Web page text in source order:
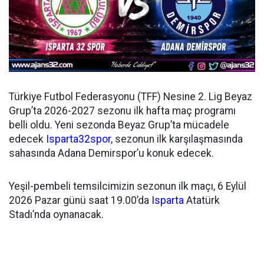
Türkiye Futbol Federasyonu (TFF) Nesine 2. Lig Beyaz
Grup’ta 2026-2027 sezonu ilk hafta maç programı
belli oldu. Yeni sezonda Beyaz Grup’ta mücadele
edecek Isparta32spor, sezonun ilk karşılaşmasında
sahasında Adana Demirspor’u konuk edecek.
Yeşil-pembeli temsilcimizin sezonun ilk maçı, 6 Eylül
2026 Pazar günü saat 19.00’da Isparta Atatürk
Stadı’nda oynanacak.